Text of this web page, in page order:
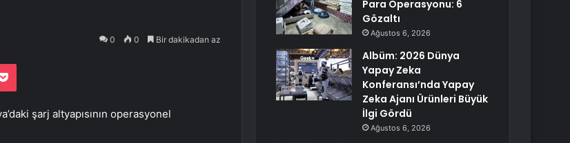
0 0 Bir dakikadan az
Pocket
şarj altyapısının operasyonel
Para Operasyonu: 6
Gözaltı
Ağustos 6, 2026
Albüm: 2026 Dünya
Yapay Zeka
Konferansı’nda Yapay
Zeka Ajanı Ürünleri Büyük
İlgi Gördü
Ağustos 6, 2026